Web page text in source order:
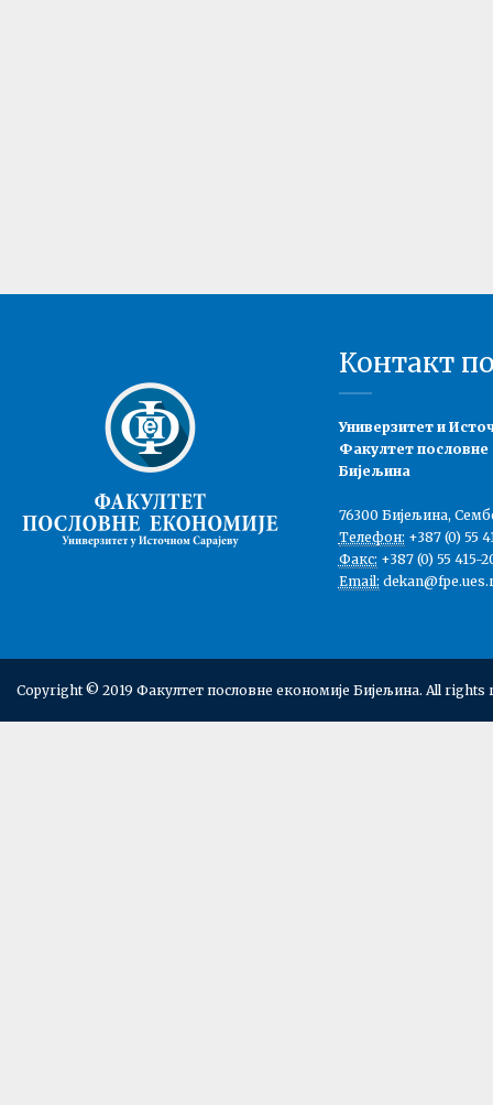
Контакт
Универзитет и
Факултет пословне
Бијељина
76300 Бијељина,
Телефон: +387 (0) 55
Факс: +387 (0) 55 415-
Email:
Copyright © 2019 Факултет пословне економије Бијељина. All rights